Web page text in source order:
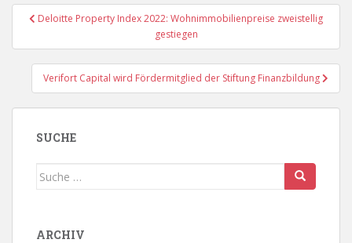
Beitragsnavigation
Deloitte Property Index 2022: Wohnimmobilienpreise zweistellig
gestiegen
Verifort Capital wird Fördermitglied der Stiftung Finanzbildung
SUCHE
Suche
ARCHIV